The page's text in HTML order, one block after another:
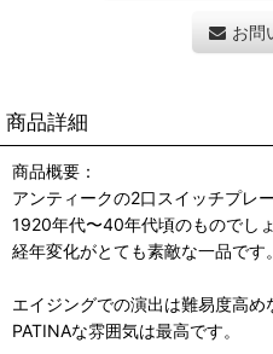
お問
商品詳細
商品概要：
アンティークの2口スイッチプレー
1920年代〜40年代頃のものでしょ
経年変化がとても素敵な一品です。
エイジングでの演出は難易度高
PATINAな雰囲気は最高です。